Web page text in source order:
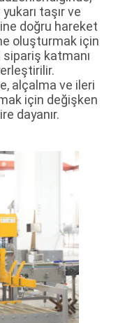
taşır ve
doğru hareket
oluşturmak için
katmanı
alçalma ve ileri
için değişken
dayanır.